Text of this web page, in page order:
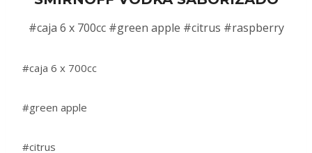
#caja 6 x 700cc #green apple #citrus #raspberry
#caja 6 x 700cc
#green apple
#citrus